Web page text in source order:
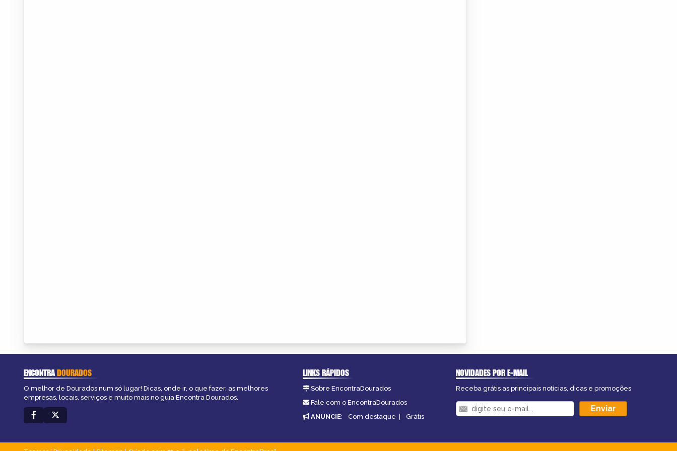
ENCONTRADOURADOS
O melhor de Dourados num só lugar! Dicas, onde ir, o que fazer, as melhores
empresas, locais, serviços e muito mais no guia Encontra Dourados.
LINKS RÁPIDOS
Sobre EncontraDourados
Fale com o EncontraDourados
ANUNCIE: Com destaque | Grátis
NOVIDADES POR E-MAIL
Receba grátis as principais notícias, dicas e promoções